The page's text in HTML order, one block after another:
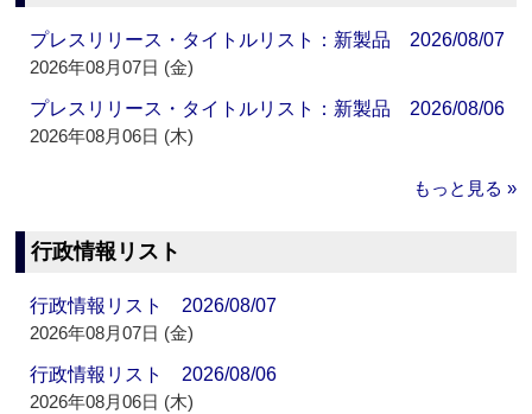
プレスリリース・タイトルリスト：新製品 2026/08/07
2026年08月07日 (金)
プレスリリース・タイトルリスト：新製品 2026/08/06
2026年08月06日 (木)
もっと見る »
行政情報リスト
行政情報リスト 2026/08/07
2026年08月07日 (金)
行政情報リスト 2026/08/06
2026年08月06日 (木)